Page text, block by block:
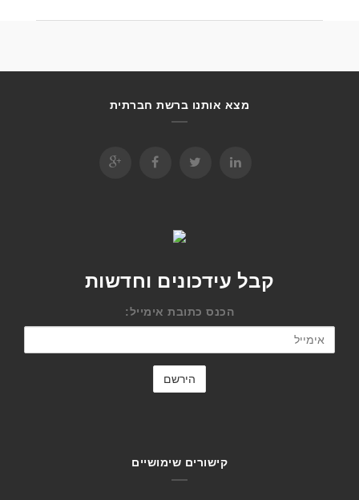
מצא אותנו ברשת חברתית
קבל עידכונים וחדשות
הכנס כתובת אימייל:
קישורים שימושיים